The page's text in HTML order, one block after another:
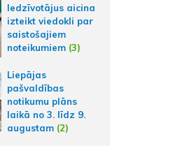
Iedzīvotājus aicina
izteikt viedokli par
saistošajiem
noteikumiem (3)
Liepājas
pašvaldības
notikumu plāns
laikā no 3. līdz 9.
augustam (2)